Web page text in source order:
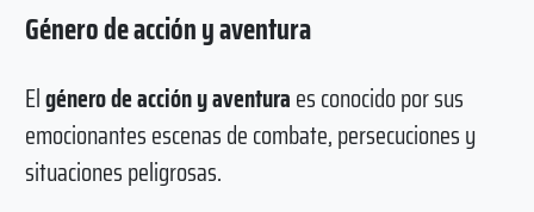
Género de acción y aventura
Elgénero de acción y aventuraes conocido por sus
emocionantes escenas de combate, persecuciones y
situaciones peligrosas.